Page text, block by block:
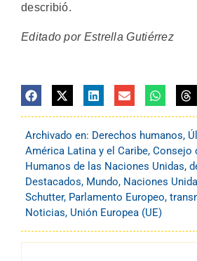
describió.
Editado por Estrella Gutiérrez
Archivado en: Derechos humanos,
América Latina y el Caribe, Consejo
Humanos de las Naciones Unidas,
Destacados, Mundo, Naciones
Schutter, Parlamento Europeo,
Noticias, Unión Europea (UE)